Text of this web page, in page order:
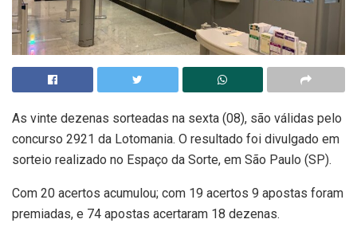
As vinte dezenas sorteadas na sexta (08), são válidas pelo
concurso 2921 da Lotomania. O resultado foi divulgado em
sorteio realizado no Espaço da Sorte, em São Paulo (SP).
Com 20 acertos acumulou; com 19 acertos 9 apostas foram
premiadas, e 74 apostas acertaram 18 dezenas.